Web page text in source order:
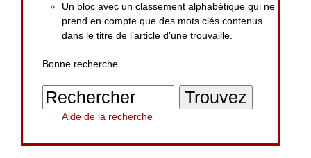
Un bloc avec un classement alphabétique qui ne
prend en compte que des mots clés contenus
dans le titre de l’article d’une trouvaille.
Bonne recherche
Aide de la recherche